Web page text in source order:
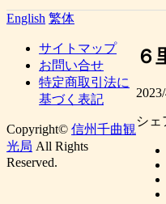
English 繁体
６
シェ
サイトマップ
お問い合せ
特定商取引法に
基づく表記
Copyright© 信州千曲観
光局 All Rights
Reserved.